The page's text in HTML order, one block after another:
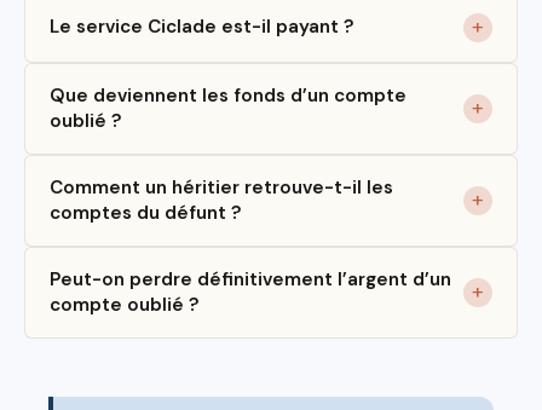
Le service Ciclade est-il payant ?
Que deviennent les fonds d’un compte
oublié ?
Comment un héritier retrouve-t-il les
comptes du défunt ?
Peut-on perdre définitivement l’argent d’un
compte oublié ?